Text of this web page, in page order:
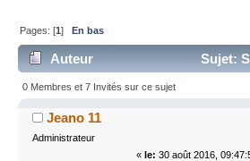
Pages: [1]En bas
Auteur
Sujet:
certaine en rando par le PGHM 65 !
0 Membres et 7 Invités sur ce sujet
Jeano 11
Administrateur
« le: 30 août 2016,